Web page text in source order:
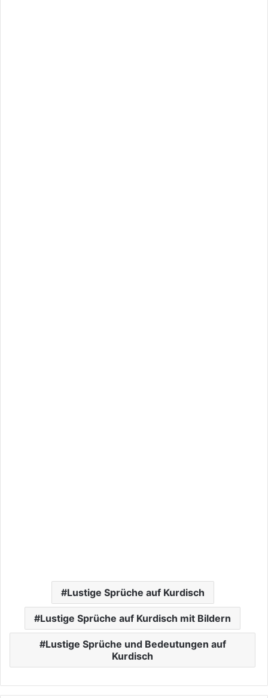
Lustige Sprüche auf Kurdisch
Lustige Sprüche auf Kurdisch mit Bildern
Lustige Sprüche und Bedeutungen auf
Kurdisch